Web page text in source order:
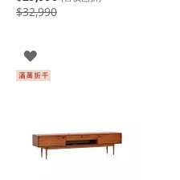
$32,990
登
入